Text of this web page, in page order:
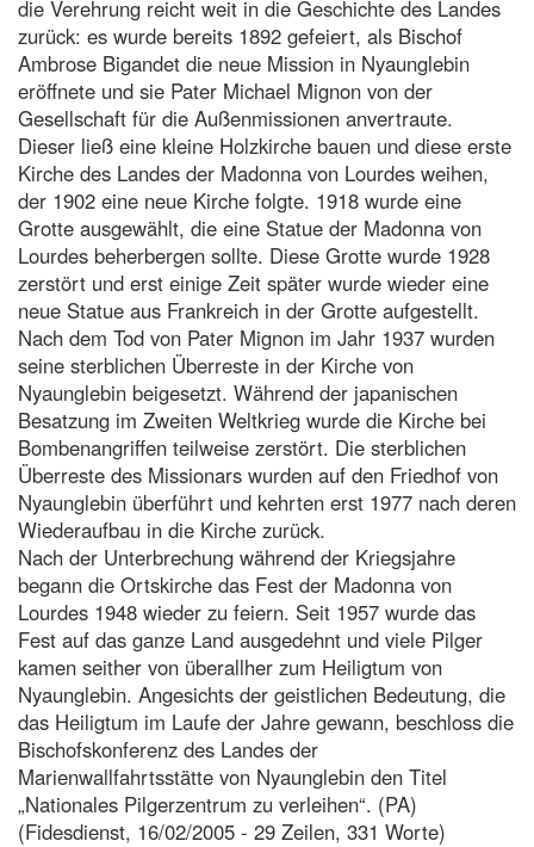
die Verehrung reicht weit in die Geschichte des Landes
zurück: es wurde bereits 1892 gefeiert, als Bischof
Ambrose Bigandet die neue Mission in Nyaunglebin
eröffnete und sie Pater Michael Mignon von der
Gesellschaft für die Außenmissionen anvertraute.
Dieser ließ eine kleine Holzkirche bauen und diese erste
Kirche des Landes der Madonna von Lourdes weihen,
der 1902 eine neue Kirche folgte. 1918 wurde eine
Grotte ausgewählt, die eine Statue der Madonna von
Lourdes beherbergen sollte. Diese Grotte wurde 1928
zerstört und erst einige Zeit später wurde wieder eine
neue Statue aus Frankreich in der Grotte aufgestellt.
Nach dem Tod von Pater Mignon im Jahr 1937 wurden
seine sterblichen Überreste in der Kirche von
Nyaunglebin beigesetzt. Während der japanischen
Besatzung im Zweiten Weltkrieg wurde die Kirche bei
Bombenangriffen teilweise zerstört. Die sterblichen
Überreste des Missionars wurden auf den Friedhof von
Nyaunglebin überführt und kehrten erst 1977 nach deren
Wiederaufbau in die Kirche zurück.
Nach der Unterbrechung während der Kriegsjahre
begann die Ortskirche das Fest der Madonna von
Lourdes 1948 wieder zu feiern. Seit 1957 wurde das
Fest auf das ganze Land ausgedehnt und viele Pilger
kamen seither von überallher zum Heiligtum von
Nyaunglebin. Angesichts der geistlichen Bedeutung, die
das Heiligtum im Laufe der Jahre gewann, beschloss die
Bischofskonferenz des Landes der
Marienwallfahrtsstätte von Nyaunglebin den Titel
„Nationales Pilgerzentrum zu verleihen“. (PA)
(Fidesdienst, 16/02/2005 - 29 Zeilen, 331 Worte)